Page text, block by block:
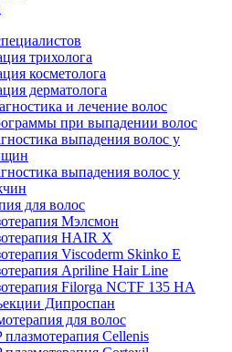
трихолога
косметолога
дерматолога
и лечение волос
при выпадении волос
выпадения волос у
выпадения волос у
для волос
Мэлсмон
HAIR X
Viscoderm Skinko E
Apriline Hair Line
Filorga NCTF 135 HA
Дипроспан
для волос
плазмотерапия Cellenis